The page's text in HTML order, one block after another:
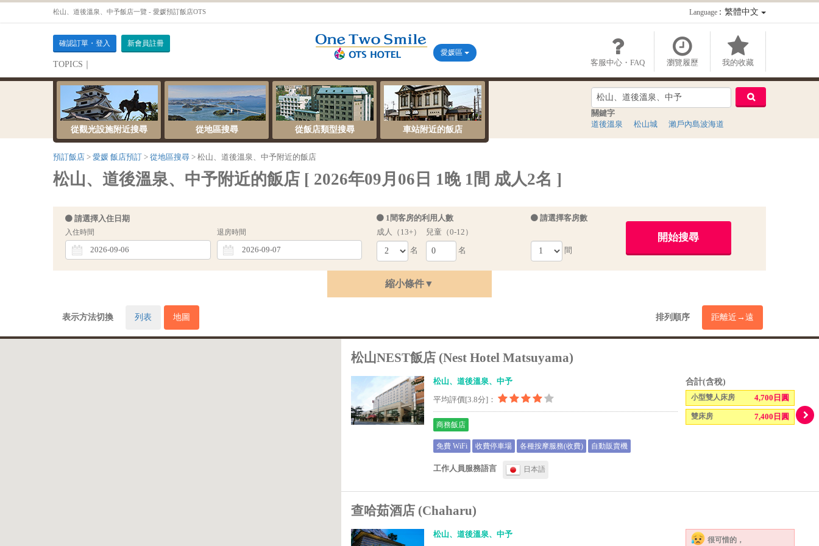
松山、道後溫泉、中予飯店一覽 - 愛媛預訂飯店OTS Language：繁體中文
確認訂單・登入 新會員註冊
TOPICS｜
伺服器維護公告
客服中心・FAQ 瀏覽履歷 我的收藏
愛媛區
從觀光設施附近搜尋 從地區搜尋 從飯店類型搜尋 車站附近的飯店
關鍵字
道後溫泉
松山城 瀨戶內島波海道
預訂飯店 愛媛 飯店預訂 從地區搜尋 松山、道後溫泉、中予附近的飯店
松山、道後溫泉、中予附近的飯店 [ 2026年09月06日 1晚 1間 成人2名 ]
請選擇入住日期
入住時間 退房時間
1間客房的利用人數
成人（13+）
名
兒童（0-12）
名
請選擇客房數
間
縮小條件▼
表示方法切換 列表 地圖 排列順序 距離近→遠
松山NEST飯店 (Nest Hotel Matsuyama)
松山、道後溫泉、中予
平均評價[3.8分]：
商務飯店
免費 WiFi 收費停車場 各種按摩服務(收費) 自動販賣機
工作人員服務語言 日本語
合計(含稅)
小型雙人床房 4,700日圓
雙床房 7,400日圓
查哈茹酒店 (Chaharu)
松山、道後溫泉、中予
很可惜的，